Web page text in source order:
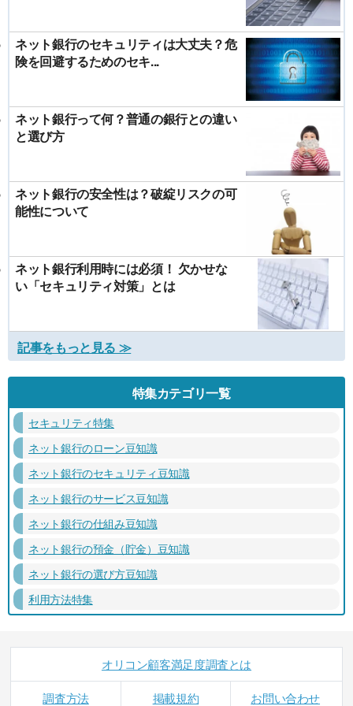
ネット銀行のセキュリティは大丈夫？危
険を回避するためのセキ...
ネット銀行って何？普通の銀行との違い
と選び方
ネット銀行の安全性は？破綻リスクの可
能性について
ネット銀行利用時には必須！ 欠かせな
い「セキュリティ対策」とは
記事をもっと見る ≫
特集カテゴリ一覧
セキュリティ特集
ネット銀行のローン豆知識
ネット銀行のセキュリティ豆知識
ネット銀行のサービス豆知識
ネット銀行の仕組み豆知識
ネット銀行の預金（貯金）豆知識
ネット銀行の選び方豆知識
利用方法特集
オリコン顧客満足度調査とは
調査方法 掲載規約 お問い合わせ